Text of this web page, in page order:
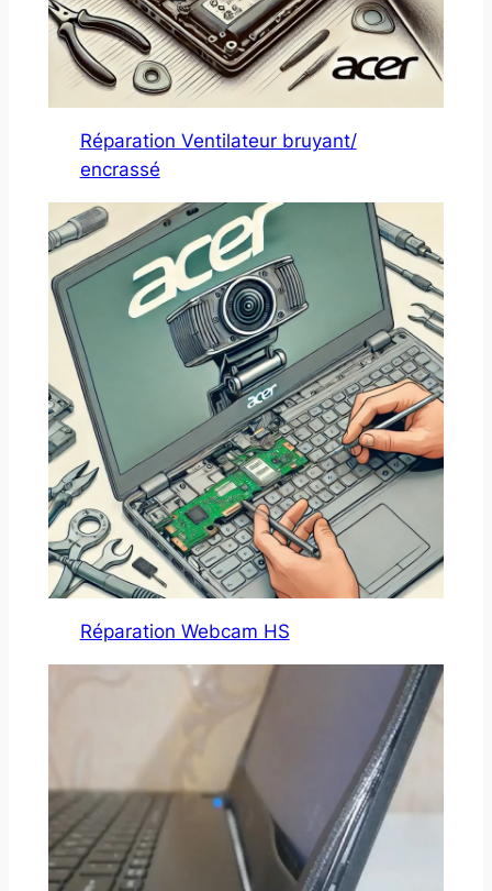
Réparation Ventilateur bruyant/
encrassé
Réparation Webcam HS